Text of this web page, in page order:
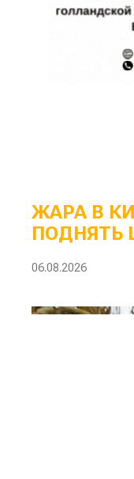
ЖАРА В
ПОДНЯТЬ
06.08.2026